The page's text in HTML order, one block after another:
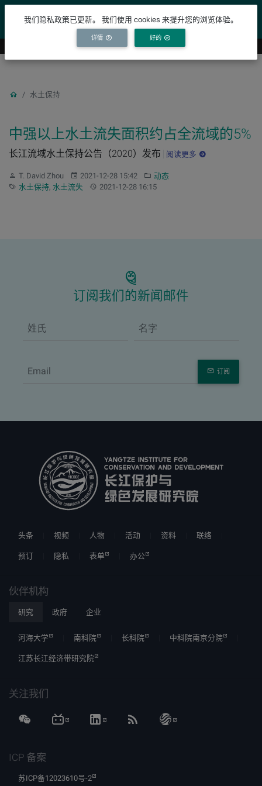
YICODE
水土保持
中强以上水土流失面积约占全流域的5%
长江流域水土保持公告（2020）发布 阅读更多
作者：
T. David Zhou 发布：2021-12-28 15:42 分类：
动态
标签：水土保持, 水土流失 更新：2021-12-28 16:15
订阅我们的新闻邮件
订阅
头条 视频 人物 活动 资料 联络
预订 隐私 表单 办公
伙伴机构
研究 政府 企业
河海大学 南科院 长科院 中科院南京分院
江苏长江经济带研究院
关注我们
ICP 备案
苏ICP备12023610号-2
我们隐私政策已更新。 我们使用 cookies 来提升您的浏览体验。
详情 好的